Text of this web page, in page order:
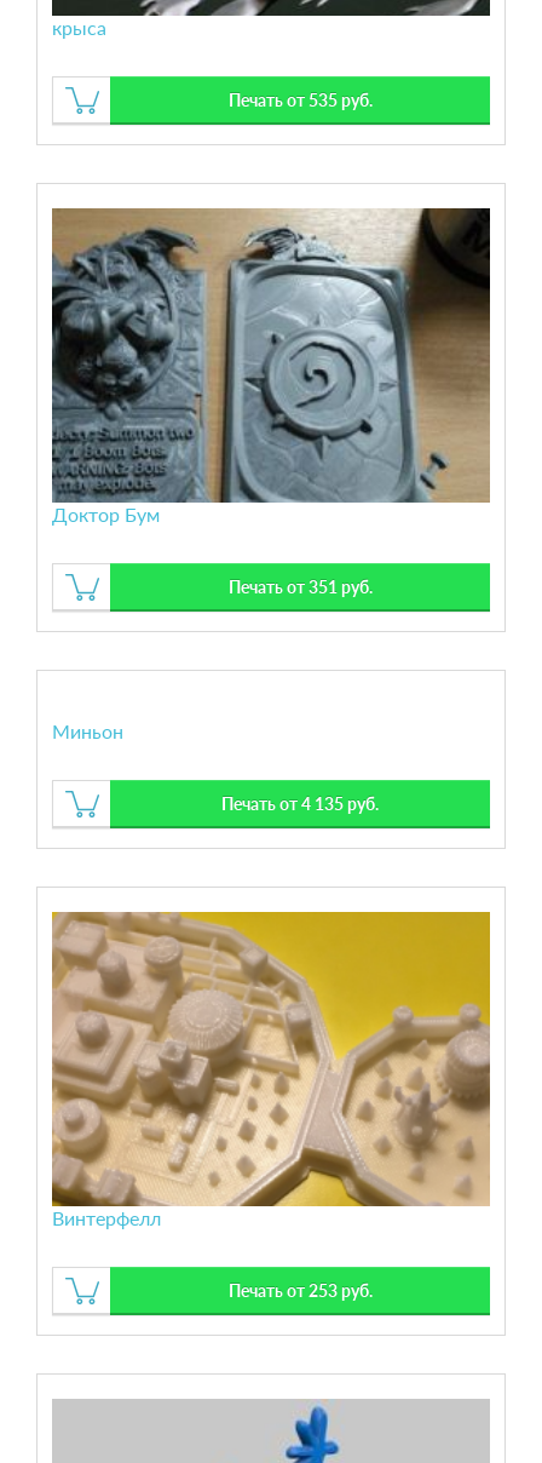
крыса
Печать от 535 руб.
Доктор Бум
Печать от 351 руб.
Миньон
Печать от 4 135 руб.
Винтерфелл
Печать от 253 руб.